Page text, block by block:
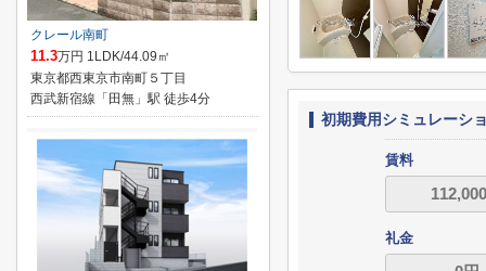
初期費用シミュレーシ
賃料
礼金
クレール南町
11.3万円 1LDK/44.09㎡
東京都西東京市南町５丁目
西武新宿線「田無」駅 徒歩4分